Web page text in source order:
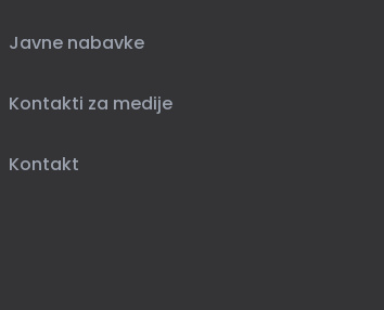
Javne nabavke
Kontakti za medije
Kontakt